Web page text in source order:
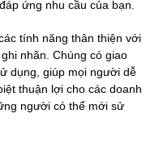
ứng nhu cầu của bạn.
tính năng thân thiện với
nhãn. Chúng có giao
dụng, giúp mọi người dễ
thuận lợi cho các doanh
người có thể mới sử